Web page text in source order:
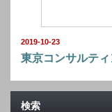
2019-10-23
東京コンサルテ
検索